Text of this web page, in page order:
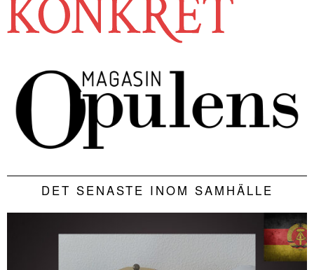
DET SENASTE INOM SAMHÄLLE